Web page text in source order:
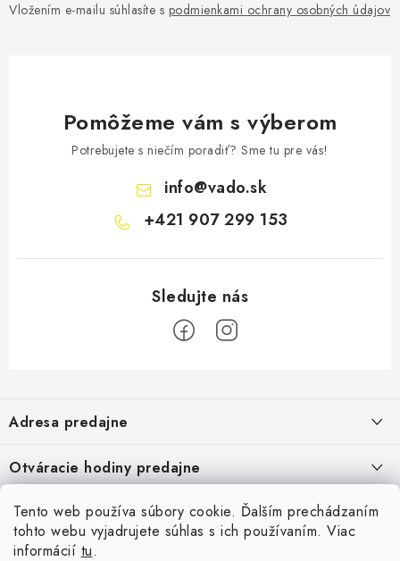
Tento web používa súbory cookie. Ďalším prechádzaním
tohto webu vyjadrujete súhlas s ich používaním. Viac
informácií tu.
Vložením e-mailu súhlasíte s podmienkami ochrany osobných údajov
Pomôžeme vám s výberom
Potrebujete s niečím poradiť? Sme tu pre vás!
info@vado.sk
+421 907 299 153
p
ä
t
Adresa predajne
Pekárska 4, 941 31 Dvory nad Žitavou
Pozrite si Google mapu
Pozrieť detail mapy »
Otváracie hodiny predajne
Sobota, Nedeľa: Zatvorené
Informácie pre Vás
Napíšte nám